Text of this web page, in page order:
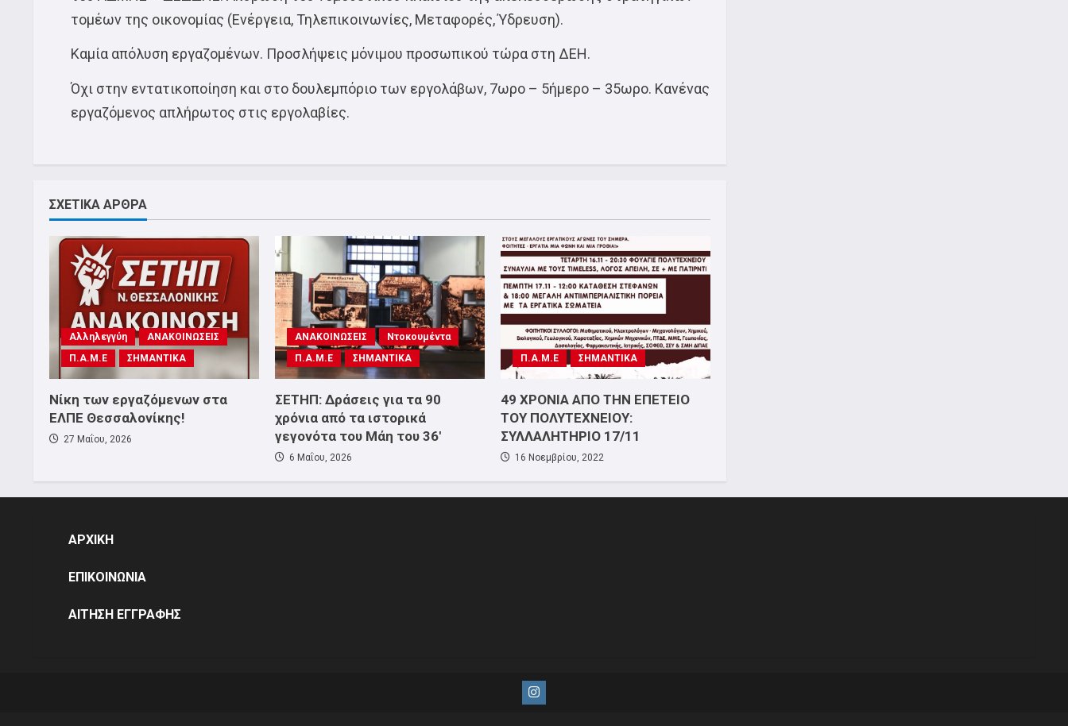
τομέων της οικονομίας (Ενέργεια, Τηλεπικοινωνίες, Μεταφορές, Ύδρευση).
Καμία απόλυση εργαζομένων. Προσλήψεις μόνιμου προσωπικού τώρα στη ΔΕΗ.
Όχι στην εντατικοποίηση και στο δουλεμπόριο των εργολάβων, 7ωρο – 5ήμερο – 35ωρο. Κανένας
εργαζόμενος απλήρωτος στις εργολαβίες.
ΣΧΕΤΙΚΑ ΑΡΘΡΑ
Αλληλεγγύη
ΑΝΑΚΟΙΝΩΣΕΙΣ
Π.Α.Μ.Ε
ΣΗΜΑΝΤΙΚΑ
Νίκη των εργαζόμενων στα
ΕΛΠΕ Θεσσαλονίκης!
27 Μαΐου, 2026
ΑΝΑΚΟΙΝΩΣΕΙΣ
Ντοκουμέντα
Π.Α.Μ.Ε
ΣΗΜΑΝΤΙΚΑ
ΣΕΤΗΠ: Δράσεις για τα 90
χρόνια από τα ιστορικά
γεγονότα του Μάη του 36′
6 Μαΐου, 2026
Π.Α.Μ.Ε ΣΗΜΑΝΤΙΚΑ
49 ΧΡΟΝΙΑ ΑΠΟ ΤΗΝ ΕΠΕΤΕΙΟ
ΤΟΥ ΠΟΛΥΤΕΧΝΕΙΟΥ:
ΣΥΛΛΑΛΗΤΗΡΙΟ 17/11
16 Νοεμβρίου, 2022
ΑΡΧΙΚΗ
ΕΠΙΚΟΙΝΩΝΙΑ
ΑΙΤΗΣΗ ΕΓΓΡΑΦΗΣ
Instagram